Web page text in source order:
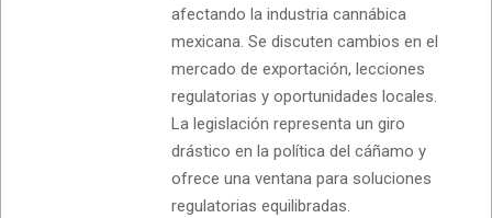
afectando la industria cannábica
mexicana. Se discuten cambios en el
mercado de exportación, lecciones
regulatorias y oportunidades locales.
La legislación representa un giro
drástico en la política del cáñamo y
ofrece una ventana para soluciones
regulatorias equilibradas.